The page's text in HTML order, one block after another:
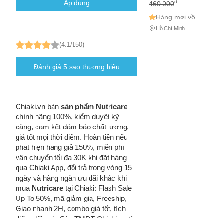
Áp dụng
(4.1/150)
Đánh giá 5sao thương hiệu
Chiaki.vn bán sản phẩm Nutricare
chính hãng 100%, kiểm duyệt kỹ
càng, cam kết đảm bảo chất lượng,
giá tốt mọi thời điểm. Hoàn tiền nếu
phát hiện hàng giả 150%, miễn phí
vận chuyển tối đa 30K khi đặt hàng
qua Chiaki App, đổi trả trong vòng 15
ngày và hàng ngàn ưu đãi khác khi
mua Nutricare tại Chiaki: Flash Sale
Up To 50%, mã giảm giá, Freeship,
Giao nhanh 2H, combo giá tốt, tích
460.000đ
Hàng mới về
Hồ Chí Minh